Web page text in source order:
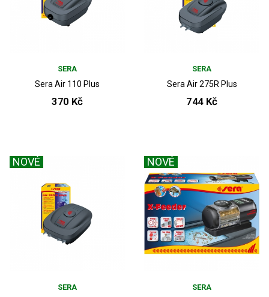
SERA
Sera Air 110 Plus
370 Kč
SERA
Sera Air 275R Plus
744 Kč
NOVÉ
SERA
NOVÉ
SERA